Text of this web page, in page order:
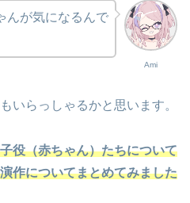
Ami
んが気になるんで
いらっしゃるかと思います。
役（赤ちゃん）たちについて
作についてまとめてみました